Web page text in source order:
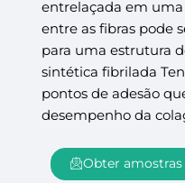
entrelaçada em
entre as fibras pode
para uma estrutura
sintética fibrilada
pontos de adesão
desempenho da
Obter